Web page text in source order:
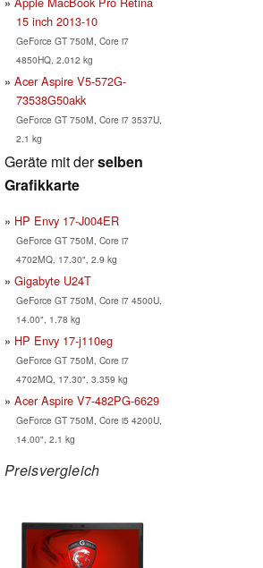
15 inch 2013-10
GeForce GT 750M, Core i7
4850HQ, 2.012 kg
Acer Aspire V5-572G-
73538G50akk
GeForce GT 750M, Core i7 3537U,
2.1 kg
Geräte mit derselben
Grafikkarte
HP Envy 17-J004ER
GeForce GT 750M, Core i7
4702MQ, 17.30", 2.9 kg
Gigabyte U24T
GeForce GT 750M, Core i7 4500U,
14.00", 1.78 kg
HP Envy 17-j110eg
GeForce GT 750M, Core i7
4702MQ, 17.30", 3.359 kg
Acer Aspire V7-482PG-6629
GeForce GT 750M, Core i5 4200U,
14.00", 2.1 kg
Preisvergleich